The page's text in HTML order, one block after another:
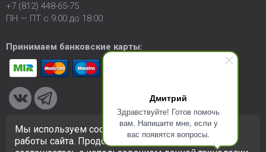
Дмитрий
Здравствуйте! Готов помочь
вам. Напишите мне, если у
вас появятся вопросы.
+7 (812) 448-65-75
ПН — ПТ с 9:00 до 18:00
Принимаем банковские карты:
© 2005-2026 ООО «КСК». Сайт https://ksk24.ruсоздан
исключительно в информационных целях и любая информация
Мы используем cookie-файлы для улучшения
работы сайта. Продолжая использовать сайт, вы